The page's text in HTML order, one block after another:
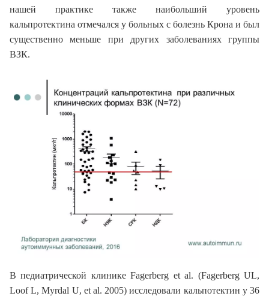
нашей практике также наибольший уровень
кальпротектина отмечался у больных с болезнь Крона и был
существенно меньше при других заболеваниях группы
ВЗК.
В педиатрической клинике Fagerberg et al. (Fagerberg UL,
Loof L, Myrdal U, et al. 2005) исследовали кальпотектин у 36